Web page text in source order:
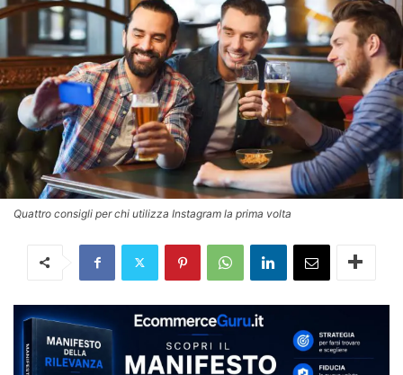
Quattro consigli per chi utilizza Instagram la prima volta